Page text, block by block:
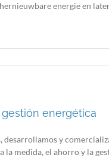
energie en
energética
desarrollamos y
medida, el ahorro y la